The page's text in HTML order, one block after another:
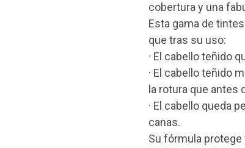
cobertura y una
Esta gama de
que tras su uso:
· El cabello teñido
· El cabello teñido
la rotura que antes
· El cabello queda
canas.
Su fórmula protege